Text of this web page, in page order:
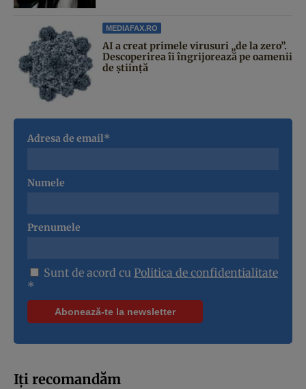
MEDIAFAX.RO
AI a creat primele virusuri „de la zero”.
Descoperirea îi îngrijorează pe oamenii
de știință
Adresa de email*
Numele
Prenumele
Sunt de acord cu Politica de confidentialitate
*
Iți recomandăm